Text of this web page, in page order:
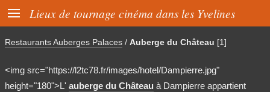
 Lieux de tournage cinéma dans les Yvelines
Restaurants Auberges Palaces / Auberge du Château [1]
<img src="https://l2tc78.fr/images/hotel/Dampierre.jpg"
height="180">L' auberge du Château à Dampierre appartient